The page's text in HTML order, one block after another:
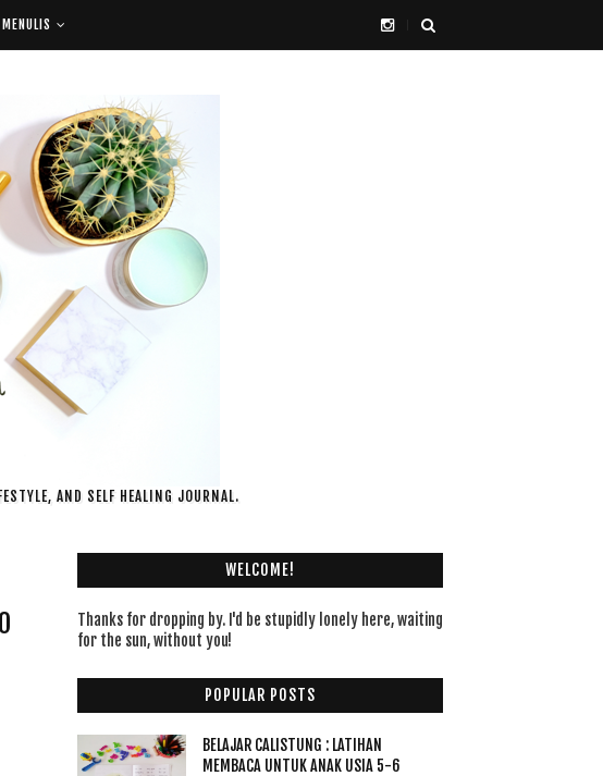
AND SELF HEALING JOURNAL.
WELCOME!
Thanks for dropping by. I'd be stupidly lonely here, waiting
for the sun, without you!
POPULAR POSTS
BELAJAR CALISTUNG : LATIHAN
MEMBACA UNTUK ANAK USIA 5-6